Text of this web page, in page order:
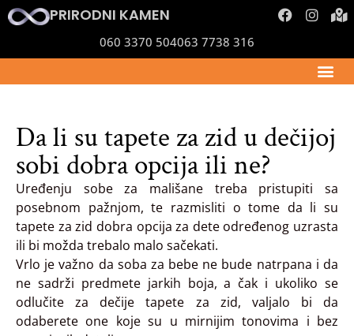
PRIRODNI KAMEN
060 3370 504063 7738 316
Da li su tapete za zid u dečijoj
sobi dobra opcija ili ne?
Uređenju sobe za mališane treba pristupiti sa
posebnom pažnjom, te razmisliti o tome da li su
tapete za zid dobra opcija za dete određenog uzrasta
ili bi možda trebalo malo sačekati.
Vrlo je važno da soba za bebe ne bude natrpana i da
ne sadrži predmete jarkih boja, a čak i ukoliko se
odlučite za dečije tapete za zid, valjalo bi da
odaberete one koje su u mirnijim tonovima i bez